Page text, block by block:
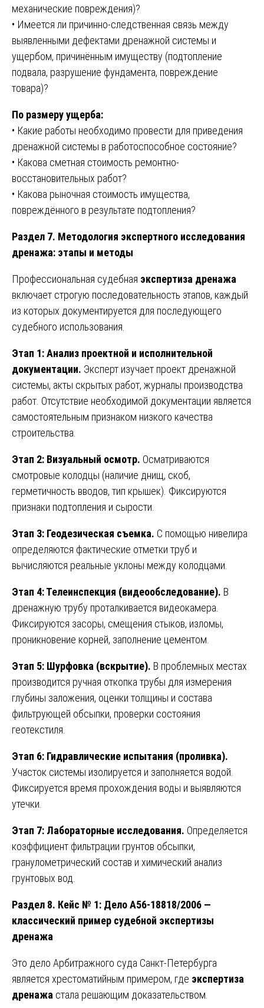
механические повреждения)?
• Имеется ли причинно-следственная связь между
выявленными дефектами дренажной системы и
ущербом, причинённым имуществу (подтопление
подвала, разрушение фундамента, повреждение
товара)?
По размеру ущерба:
• Какие работы необходимо провести для приведения
дренажной системы в работоспособное состояние?
• Какова сметная стоимость ремонтно-
восстановительных работ?
• Какова рыночная стоимость имущества,
повреждённого в результате подтопления?
Раздел 7. Методология экспертного исследования
дренажа: этапы и методы
Профессиональная судебная экспертиза дренажа
включает строгую последовательность этапов, каждый
из которых документируется для последующего
судебного использования.
Этап 1: Анализ проектной и исполнительной
документации. Эксперт изучает проект дренажной
системы, акты скрытых работ, журналы производства
работ. Отсутствие необходимой документации является
самостоятельным признаком низкого качества
строительства.
Этап 2: Визуальный осмотр. Осматриваются
смотровые колодцы (наличие днищ, скоб,
герметичность вводов, тип крышек). Фиксируются
признаки подтопления и сырости.
Этап 3: Геодезическая съемка. С помощью нивелира
определяются фактические отметки труб и
вычисляются реальные уклоны между колодцами.
Этап 4: Телеинспекция (видеообследование). В
дренажную трубу проталкивается видеокамера.
Фиксируются засоры, смещения стыков, изломы,
проникновение корней, заполнение цементом.
Этап 5: Шурфовка (вскрытие). В проблемных местах
производится ручная откопка трубы для измерения
глубины заложения, оценки толщины и состава
фильтрующей обсыпки, проверки состояния
геотекстиля.
Этап 6: Гидравлические испытания (проливка).
Участок системы изолируется и заполняется водой.
Фиксируется время прохождения воды и выявляются
утечки.
Этап 7: Лабораторные исследования. Определяется
коэффициент фильтрации грунтов обсыпки,
гранулометрический состав и химический анализ
грунтовых вод.
Раздел 8. Кейс № 1: Дело А56-18818/2006 —
классический пример судебной экспертизы
дренажа
Это дело Арбитражного суда Санкт-Петербурга
является хрестоматийным примером, где экспертиза
дренажа стала решающим доказательством.